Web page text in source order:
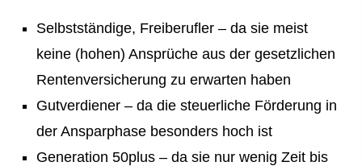
Selbstständige, Freiberufler – da sie meist
keine (hohen) Ansprüche aus der gesetzlichen
Rentenversicherung zu erwarten haben
Gutverdiener – da die steuerliche Förderung in
der Ansparphase besonders hoch ist
Generation 50plus – da sie nur wenig Zeit bis